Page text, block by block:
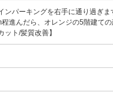
ンパーキングを右手に通り過ぎま
進んだら、オレンジの5階建て
ット/髪質改善】